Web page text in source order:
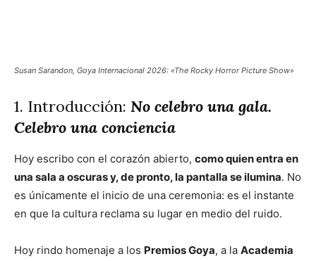
Susan Sarandon, Goya Internacional 2026: «The Rocky Horror Picture Show»
1. Introducción: No celebro una gala.
Celebro una conciencia
Hoy escribo con el corazón abierto, como quien entra en
una sala a oscuras y, de pronto, la pantalla se ilumina. No
es únicamente el inicio de una ceremonia: es el instante
en que la cultura reclama su lugar en medio del ruido.
Hoy rindo homenaje a los Premios Goya, a la Academia